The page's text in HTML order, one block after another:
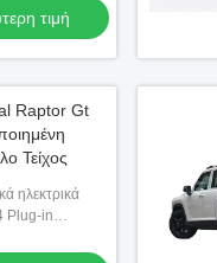
τιμή
Raptor Gt
Τείχος
ηλεκτρικά
Plug-in